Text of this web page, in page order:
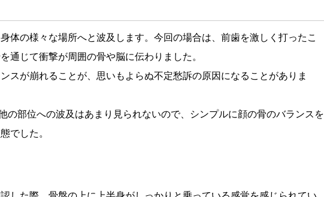
体の様々な場所へと波及します。今回の場合は、前歯を激しく打ったこ
通じて衝撃が周囲の骨や脳に伝わりました。
スが崩れることが、思いもよらぬ不定愁訴の原因になることがありま
の部位への波及はあまり見られないので、シンプルに顔の骨のバランスを
でした。